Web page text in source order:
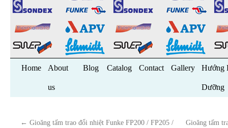
Skip
Home About
us
Blog Catalog Contact Gallery Hướng
Dưỡng
← Gioăng tấm trao đổi nhiệt Funke FP200 / FP205 /
Gioăng tấm